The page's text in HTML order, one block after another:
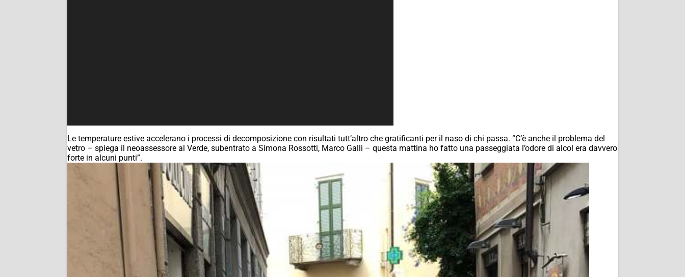
Le temperature estive accelerano i processi di decomposizione con risultati tutt’altro che gratificanti per il naso di chi passa. “C’è anche il problema del
vetro – spiega il neoassessore al Verde, subentrato a Simona Rossotti, Marco Galli – questa mattina ho fatto una passeggiata l’odore di alcol era davvero
forte in alcuni punti”.